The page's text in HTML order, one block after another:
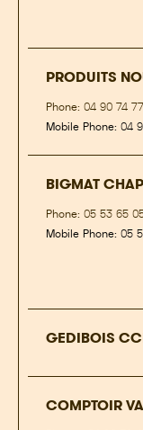
PRODUITS
Phone: 04 90 74
Mobile Phone: 04
BIGMAT
Phone: 05 53 65
Mobile Phone: 05
GEDIBOIS
COMPTOIR